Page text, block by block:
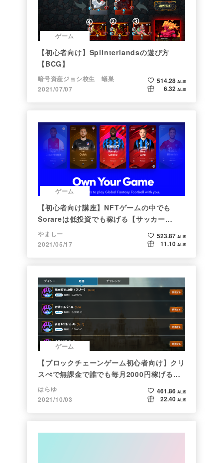
ゲーム
【初心者向け】Splinterlandsの遊び方
【BCG】
暗号資産ジョシ校生 蟻巣
2021/07/07
514.28 ALIS
6.32 ALIS
ゲーム
【初心者向け講座】NFTゲームの中でも
Sorareは低投資でも稼げる【サッカー
×NFT×BCG】
やましー
2021/05/17
523.87 ALIS
11.10 ALIS
ゲーム
【ブロックチェーンゲーム初心者向け】クリ
スぺで無課金で誰でも毎月2000円稼げる時
代がきた
はらゆ
2021/10/03
461.86 ALIS
22.40 ALIS